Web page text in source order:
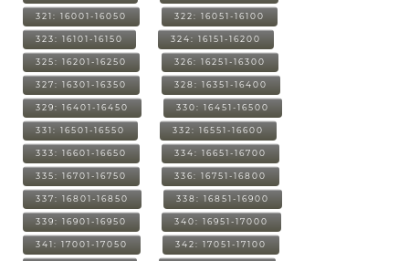
321: 16001-16050 322: 16051-16100
323: 16101-16150 324: 16151-16200
325: 16201-16250 326: 16251-16300
327: 16301-16350 328: 16351-16400
329: 16401-16450 330: 16451-16500
331: 16501-16550 332: 16551-16600
333: 16601-16650 334: 16651-16700
335: 16701-16750 336: 16751-16800
337: 16801-16850 338: 16851-16900
339: 16901-16950 340: 16951-17000
341: 17001-17050 342: 17051-17100